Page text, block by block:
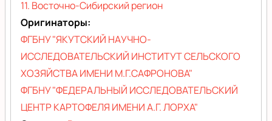
11. Восточно-Сибирский регион
Оригинаторы
ФГБНУ "ЯКУТСКИЙ НАУЧНО-
ИССЛЕДОВАТЕЛЬСКИЙ ИНСТИТУТ СЕЛЬСКОГО
ХОЗЯЙСТВА ИМЕНИ М.Г.САФРОНОВА"
ФГБНУ "ФЕДЕРАЛЬНЫЙ ИССЛЕДОВАТЕЛЬСКИЙ
ЦЕНТР КАРТОФЕЛЯ ИМЕНИ А.Г. ЛОРХА"